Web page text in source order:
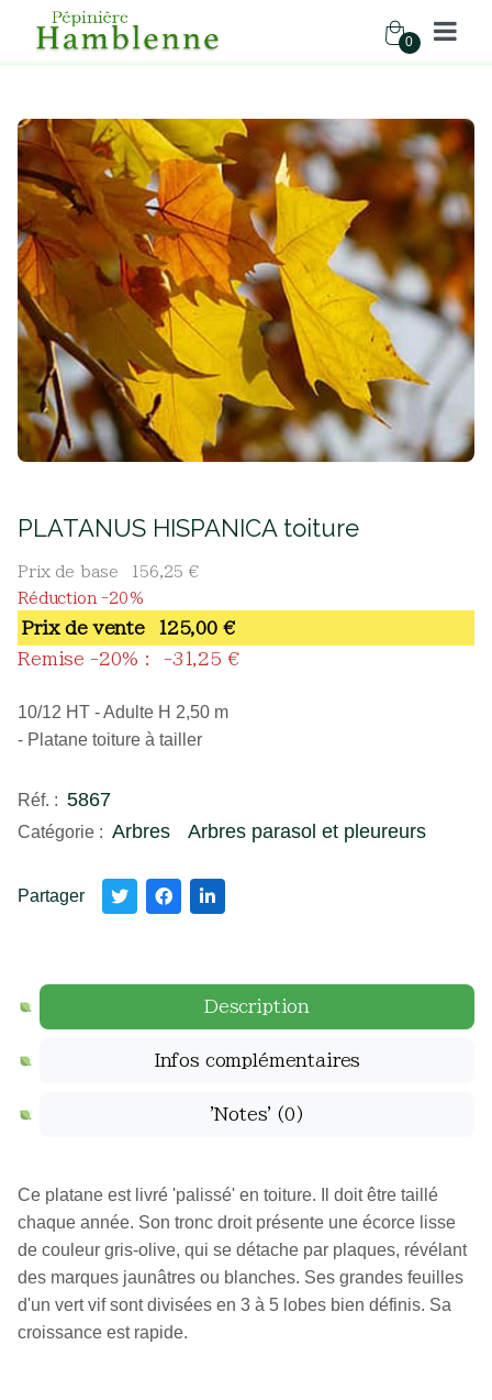
0
Accueil Boutique
Arbres
PLATANUS HISPANICA toiture
PLATANUS HISPANICA toiture
Prix de base
156,25 €
Réduction -20%
Prix ​​de vente
125,00 €
Remise -20% :
-31,25 €
10/12 HT - Adulte H 2,50 m
- Platane toiture à tailler
Réf. : 5867
Catégorie : Arbres Arbres parasol et pleureurs
Partager
Description
Infos complémentaires
'Notes' (0)
Ce platane est livré 'palissé' en toiture. Il doit être taillé
chaque année. Son tronc droit présente une écorce lisse
de couleur gris-olive, qui se détache par plaques, révélant
des marques jaunâtres ou blanches. Ses grandes feuilles
d'un vert vif sont divisées en 3 à 5 lobes bien définis. Sa
croissance est rapide.